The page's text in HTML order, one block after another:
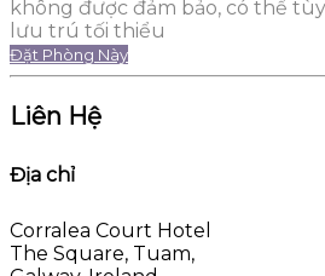
không được đảm bảo, có thể
lưu trú tối thiểu
Đặt Phòng Này
Liên Hệ
Địa chỉ
Corralea Court Hotel
The Square, Tuam,